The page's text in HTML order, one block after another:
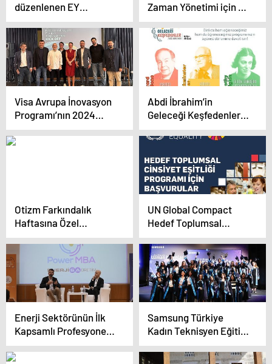
düzenlenen EY
Girişimci Kadın Liderler
Konferansı EY Türkiye
ev sahipliğinde
İstanbul’da gerçekleşti
Zaman Yönetimi için 4
Önemli Adım
Visa Avrupa İnovasyon
Programı’nın 2024
dönemine seçilen 5
fintech açıklandı
Abdi İbrahim’in
Geleceği Keşfedenler
Programı’nda üçüncü
dönem başlıyor
Otizm Farkındalık
Haftasına Özel
Çocukların Gösterisi
Damga Vurdu
UN Global Compact
Hedef Toplumsal
Cinsiyet Eşitliği
Programı Başvuruları
Açıldı!
Enerji Sektörünün İlk
Kapsamlı Profesyonel
Gelişim Programı
Power MBA’in Üçüncü
Samsung Türkiye
Kadın Teknisyen Eğitim
Programı’nın üçüncü
dönem mezunları